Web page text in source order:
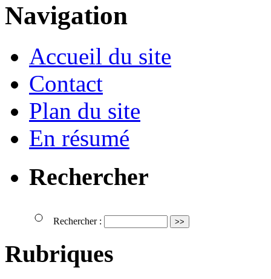
Navigation
Accueil du site
Contact
Plan du site
En résumé
Rechercher
Rechercher :
Rubriques